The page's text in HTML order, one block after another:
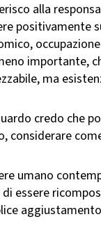
alla
positivamente
importante,
ma
credo che
considerare
umano
essere